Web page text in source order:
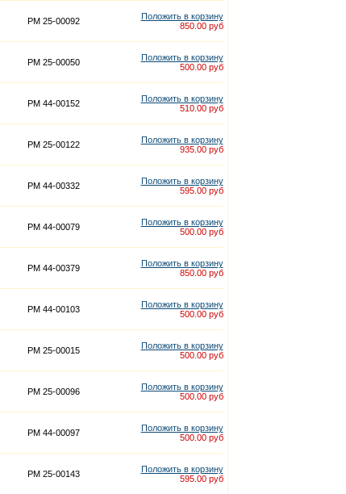
PM 25-00092
Положить в корзину
850.00 руб
PM 25-00050
Положить в корзину
500.00 руб
PM 44-00152
Положить в корзину
510.00 руб
PM 25-00122
Положить в корзину
935.00 руб
PM 44-00332
Положить в корзину
595.00 руб
PM 44-00079
Положить в корзину
500.00 руб
PM 44-00379
Положить в корзину
850.00 руб
PM 44-00103
Положить в корзину
500.00 руб
PM 25-00015
Положить в корзину
500.00 руб
PM 25-00096
Положить в корзину
500.00 руб
PM 44-00097
Положить в корзину
500.00 руб
PM 25-00143
Положить в корзину
595.00 руб